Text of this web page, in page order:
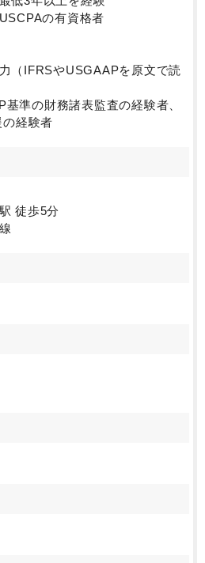
の有資格者
（IFRSやUSGAAPを原文で読
基準の財務諸表監査の経験者、
経験者
徒歩5分